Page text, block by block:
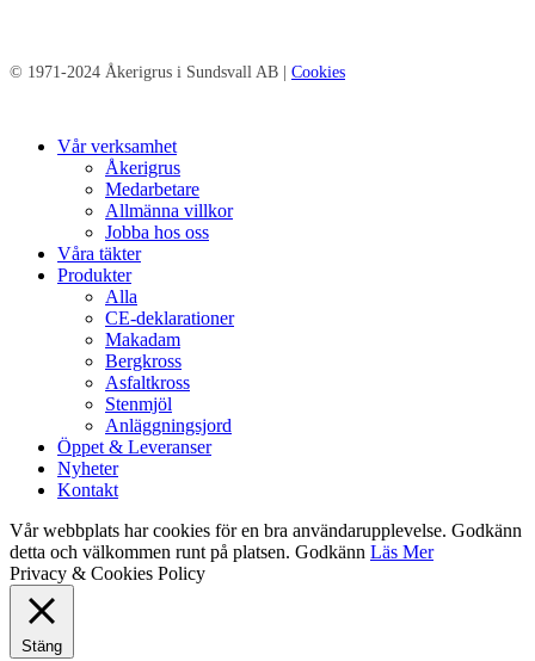
© 1971-2024 Åkerigrus i Sundsvall AB | Cookies
Close
Vår verksamhet
Åkerigrus
Medarbetare
Allmänna villkor
Jobba hos oss
Våra täkter
Produkter
Alla
CE-deklarationer
Makadam
Bergkross
Asfaltkross
Stenmjöl
Anläggningsjord
Öppet & Leveranser
Nyheter
Kontakt
Vår webbplats har cookies för en bra användarupplevelse. Godkänn
detta och välkommen runt på platsen. Godkänn Läs Mer
Privacy & Cookies Policy
Stäng